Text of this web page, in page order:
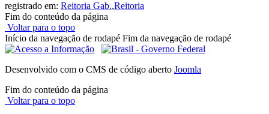
registrado em: Reitoria Gab.,Reitoria
Fim do conteúdo da página
Voltar para o topo
Início da navegação de rodapé Fim da navegação de rodapé
Desenvolvido com o CMS de código aberto Joomla
Fim do conteúdo da página
Voltar para o topo